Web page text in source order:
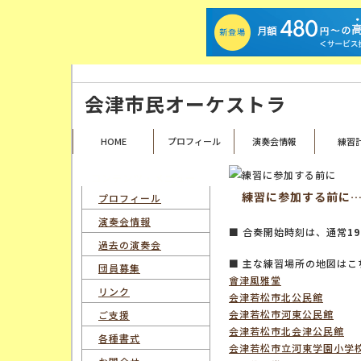
会津市民オーケストラ
HOME プロフィール 演奏会情報 練習
練習に参加する前に
■ 合奏開始時刻は、通常
■ 主な練習場所の地図はこ
會津風雅堂
会津若松市北公民館
会津若松市河東公民館
会津若松市北会津公民館
会津若松市立河東学園小学
プロフィール
演奏会情報
過去の演奏会
団員募集
リンク
ご支援
各種書式